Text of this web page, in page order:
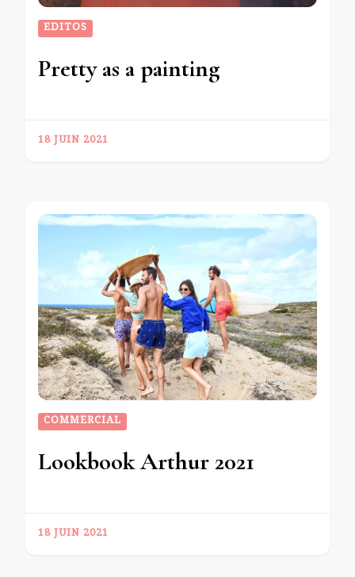
EDITOS
Pretty as a painting
18 JUIN 2021
COMMERCIAL
Lookbook Arthur 2021
18 JUIN 2021